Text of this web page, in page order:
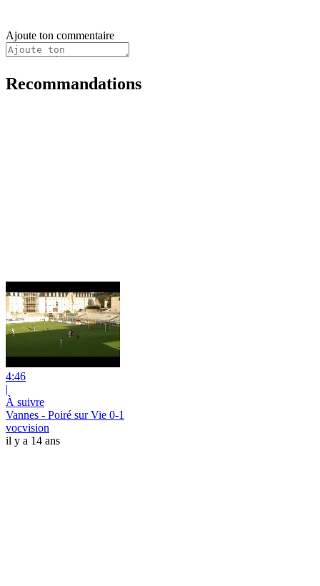
Ajoute ton commentaire
Recommandations
4:46
|
À suivre
Vannes - Poiré sur Vie 0-1
vocvision
il y a 14 ans